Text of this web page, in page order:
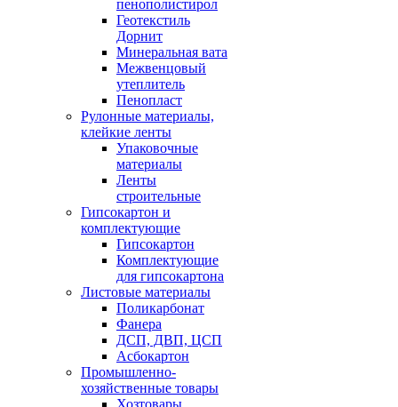
пенополистирол
Геотекстиль
Дорнит
Минеральная вата
Межвенцовый
утеплитель
Пенопласт
Рулонные материалы,
клейкие ленты
Упаковочные
материалы
Ленты
строительные
Гипсокартон и
комплектующие
Гипсокартон
Комплектующие
для гипсокартона
Листовые материалы
Поликарбонат
Фанера
ДСП, ДВП, ЦСП
Асбокартон
Промышленно-
хозяйственные товары
Хозтовары